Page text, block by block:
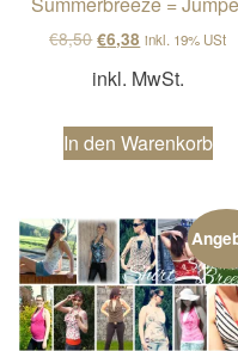
€8,50Ursprünglicher
€6,38 Aktueller
inkl. 19% USt
inkl. MwSt.
In den Warenkorb